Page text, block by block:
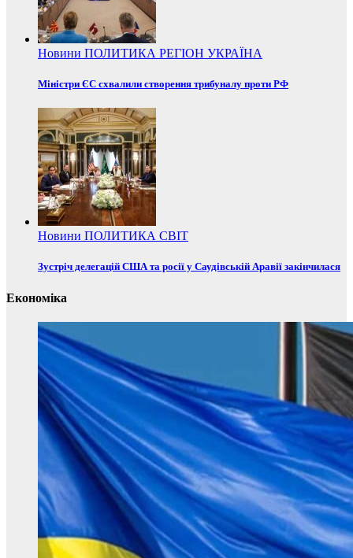
Новини ПОЛИТИКА РЕГІОН УКРАЇНА
Міністри ЄС схвалили створення трибуналу проти РФ
Новини ПОЛИТИКА СВІТ
Зустріч делегацій США та росії у Саудівській Аравії закінчилася
Економіка